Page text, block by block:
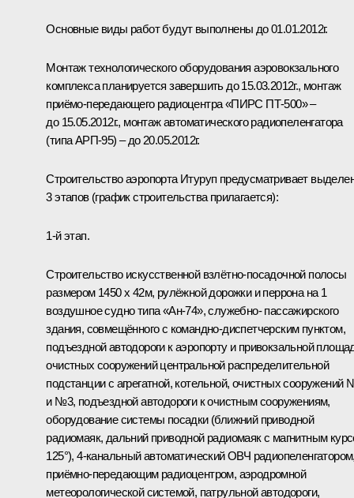
Основные виды работ будут выполнены до 01.01.2012г.
Монтаж технологического оборудования аэровокзального
комплекса планируется завершить до 15.03.2012г., монтаж
приёмо-передающего радиоцентра «ПИРС ПТ-500» –
до 15.05.2012г., монтаж автоматического радиопеленгатора
(типа АРП-95) – до 20.05.2012г.
Строительство аэропорта Итуруп предусматривает
3 этапов (график строительства прилагается):
1-й этап.
Строительство искусственной взлётно-посадочной полосы
размером 1450 x 42м, рулёжной дорожки и перрона на 1
воздушное судно типа «Ан-74», служебно- пассажирского
здания, совмещённого с командно-диспетчерским пунктом,
подъездной автодороги к аэропорту и привокзальной
очистных сооружений центральной распределительной
подстанции с агрегатной, котельной, очистных сооружений
и №3, подъездной автодороги к очистным сооружениям,
оборудование системы посадки (ближний приводной
радиомаяк, дальний приводной радиомаяк с магнитным
125°), 4-канальный автоматический ОВЧ
приёмно-передающим радиоцентром, аэродромной
метеорологической системой, патрульной автодороги,